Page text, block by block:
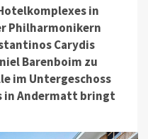
in
Philharmonikern
Carydis
Barenboim zu
im Untergeschoss
in Andermatt bringt